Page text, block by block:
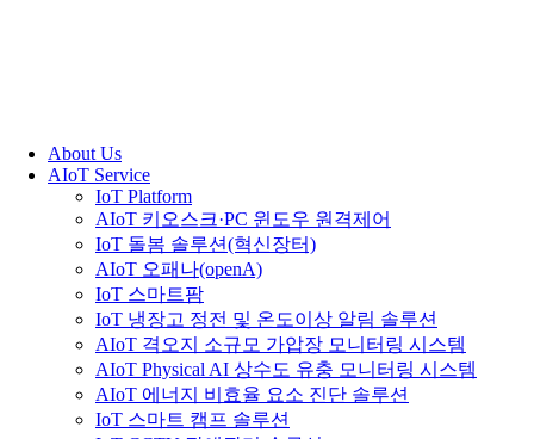
About Us
AIoT Service
IoT Platform
AIoT 키오스크·PC 윈도우 원격제어
IoT 돌봄 솔루션(혁신장터)
AIoT 오패나(openA)
IoT 스마트팜
IoT 냉장고 정전 및 온도이상 알림 솔루션
AIoT 격오지 소규모 가압장 모니터링 시스템
AIoT Physical AI 상수도 유충 모니터링 시스템